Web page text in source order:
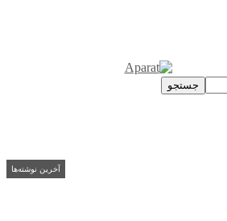
آخرین نوشته‌ها